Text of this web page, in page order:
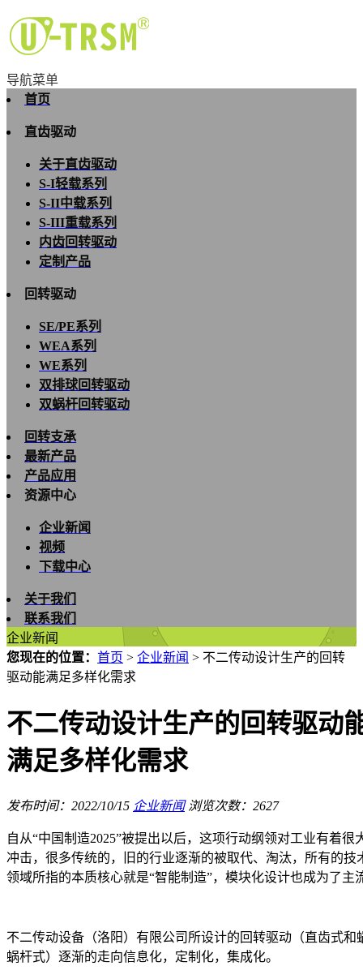
导航菜单
首页
直齿驱动
关于直齿驱动
S-I轻载系列
S-II中载系列
S-III重载系列
内齿回转驱动
定制产品
回转驱动
SE/PE系列
WEA系列
WE系列
双排球回转驱动
双蜗杆回转驱动
回转支承
最新产品
产品应用
资源中心
企业新闻
视频
下载中心
关于我们
联系我们
企业新闻
您现在的位置： 首页 > 企业新闻 > 不二传动设计生产的回转
驱动能满足多样化需求
不二传动设计生产的回转驱动
满足多样化需求
发布时间：2022/10/15 企业新闻 浏览次数：2627
自从“中国制造2025”被提出以后，这项行动纲领对工业有着很
冲击，很多传统的，旧的行业逐渐的被取代、淘汰，所有的技
领域所指的本质核心就是“智能制造”，模块化设计也成为了主
不二传动设备（洛阳）有限公司所设计的回转驱动（直齿式和
蜗杆式）逐渐的走向信息化，定制化，集成化。